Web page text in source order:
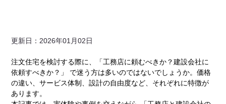
更新日：2026年01月02日
注文住宅を検討する際に、「工務店に頼むべきか？建設会社に
依頼すべきか？」 で迷う方は多いのではないでしょうか。価格
の違い、サービス体制、設計の自由度など、それぞれに特徴が
あります。